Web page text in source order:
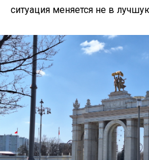
ситуация меняется не в